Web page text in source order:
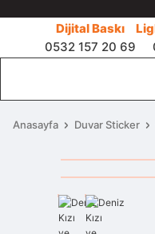
Dijital Baskı
0532 157 20 69
Anasayfa Duvar Sticker